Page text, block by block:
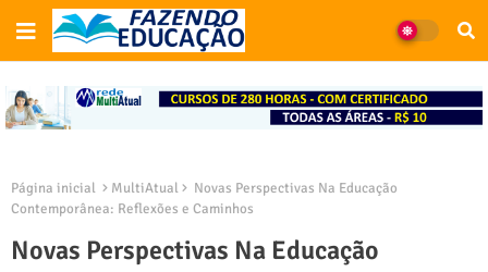
Página inicial MultiAtual
Novas Perspectivas Na Educação
Contemporânea: Reflexões e Caminhos
Novas Perspectivas Na Educação